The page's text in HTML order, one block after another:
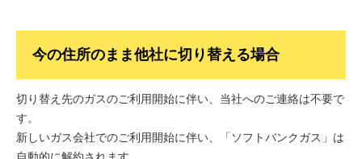
今の住所のまま他社に切り替える場合
切り替え先のガスのご利用開始に伴い、当社へのご連絡は不要で
す。
新しいガス会社でのご利用開始に伴い、「ソフトバンクガス」は